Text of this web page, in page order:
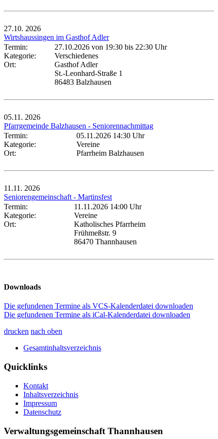
27.10. 2026
Wirtshaussingen im Gasthof Adler
Termin:
27.10.2026 von 19:30 bis 22:30 Uhr
Kategorie:
Verschiedenes
Ort:
Gasthof Adler
St.-Leonhard-Straße 1
86483 Balzhausen
05.11. 2026
Pfarrgemeinde Balzhausen - Seniorennachmittag
Termin:
05.11.2026 14:30 Uhr
Kategorie:
Vereine
Ort:
Pfarrheim Balzhausen
11.11. 2026
Seniorengemeinschaft - Martinsfest
Termin:
11.11.2026 14:00 Uhr
Kategorie:
Vereine
Ort:
Katholisches Pfarrheim
Frühmeßstr. 9
86470 Thannhausen
Downloads
Die gefundenen Termine als VCS-Kalenderdatei downloaden
Die gefundenen Termine als iCal-Kalenderdatei downloaden
drucken nach oben
Gesamtinhaltsverzeichnis
Quicklinks
Kontakt
Inhaltsverzeichnis
Impressum
Datenschutz
Verwaltungsgemeinschaft Thannhausen